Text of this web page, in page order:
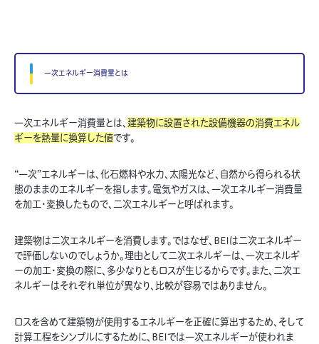
一次エネルギー消費量とは
一次エネルギー消費量とは、 建築物に設置された設備機器の消費エネル
ギーを熱量に換算した値です。
“一次”エネルギーは、化石燃料や水力、太陽光など、自然から得られる状
態のままのエネルギーを指します。電気やガスは、一次エネルギー消費量
を加工・変換したもので、二次エネルギーと呼ばれます。
建築物は二次エネルギーを消費します。ではなぜ、BEIは二次エネルギー
で評価しないのでしょうか。理由として二次エネルギーは、一次エネルギ
ーの加工・変換の際に、多少なりともロスが生じるからです。また、二次エ
ネルギーはそれぞれ単位が異なり、比較が容易ではありません。
ロスを含めて建築物が使用するエネルギーを正確に算出するため、そして
計算工程をシンプルにするために、BEIでは一次エネルギーが使われま